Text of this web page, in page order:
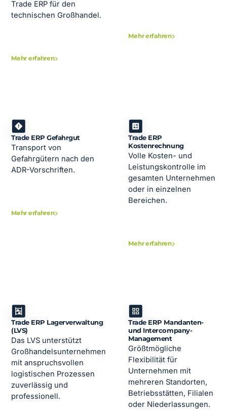
Trade ERP für den
technischen Großhandel.
Mehr erfahren
Mehr erfahren
Trade ERP Gefahrgut
Transport von
Gefahrgütern nach den
ADR-Vorschriften.
Mehr erfahren
Trade ERP
Kostenrechnung
Volle Kosten- und
Leistungskontrolle im
gesamten Unternehmen
oder in einzelnen
Bereichen.
Mehr erfahren
Trade ERP Lagerverwaltung
(LVS)
Das LVS unterstützt
Großhandelsunternehmen
mit anspruchsvollen
logistischen Prozessen
zuverlässig und
professionell.
Trade ERP Mandanten-
und Intercompany-
Management
Größtmögliche
Flexibilität für
Unternehmen mit
mehreren Standorten,
Betriebsstätten, Filialen
oder Niederlassungen.